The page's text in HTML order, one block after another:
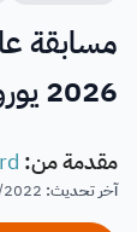
مسابقة
2026 يورو من Energy Globe
مقدمة من:
آخر تحديث: